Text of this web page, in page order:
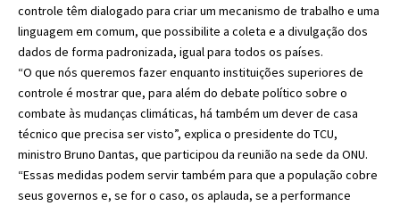
controle têm dialogado para criar um mecanismo de trabalho e uma
linguagem em comum, que possibilite a coleta e a divulgação dos
dados de forma padronizada, igual para todos os países.
“O que nós queremos fazer enquanto instituições superiores de
controle é mostrar que, para além do debate político sobre o
combate às mudanças climáticas, há também um dever de casa
técnico que precisa ser visto”, explica o presidente do TCU,
ministro Bruno Dantas, que participou da reunião na sede da ONU.
“Essas medidas podem servir também para que a população cobre
seus governos e, se for o caso, os aplauda, se a performance